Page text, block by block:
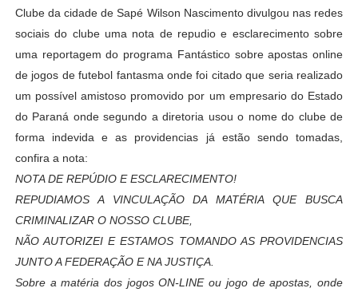
Clube da cidade de Sapé Wilson Nascimento divulgou nas redes
sociais do clube uma nota de repudio e esclarecimento sobre
uma reportagem do programa Fantástico sobre apostas online
de jogos de futebol fantasma onde foi citado que seria realizado
um possível amistoso promovido por um empresario do Estado
do Paraná onde segundo a diretoria usou o nome do clube de
forma indevida e as providencias já estão sendo tomadas,
confira a nota:
NOTA DE REPÚDIO E ESCLARECIMENTO!
REPUDIAMOS A VINCULAÇÃO DA MATÉRIA QUE BUSCA
CRIMINALIZAR O NOSSO CLUBE,
NÃO AUTORIZEI E ESTAMOS TOMANDO AS PROVIDENCIAS
JUNTO A FEDERAÇÃO E NA JUSTIÇA.
Sobre a matéria dos jogos ON-LINE ou jogo de apostas, onde